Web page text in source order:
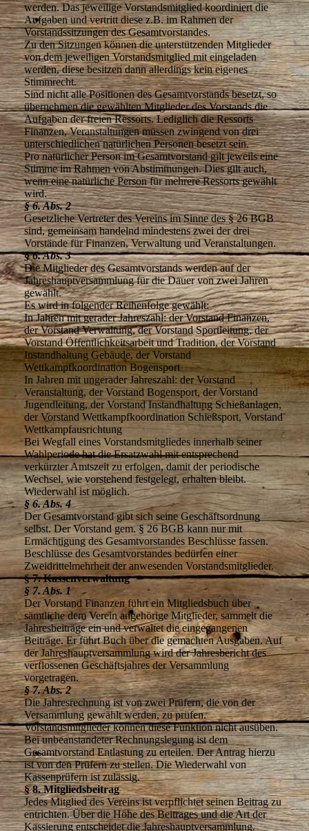
werden. Das jeweilige Vorstandsmitglied koordiniert die
Aufgaben und vertritt diese z.B. im Rahmen der
Vorstandssitzungen des Gesamtvorstandes.
Zu den Sitzungen können die unterstützenden Mitglieder
von dem jeweiligen Vorstandsmitglied mit eingeladen
werden, diese besitzen dann allerdings kein eigenes
Stimmrecht.
Sind nicht alle Positionen des Gesamtvorstands besetzt, so
übernehmen die gewählten Mitglieder des Vorstands die
Aufgaben der freien Ressorts. Lediglich die Ressorts
Finanzen, Veranstaltungen müssen zwingend von drei
unterschiedlichen natürlichen Personen besetzt sein.
Pro natürlicher Person im Gesamtvorstand gilt jeweils eine
Stimme im Rahmen von Abstimmungen. Dies gilt auch,
wenn eine natürliche Person für mehrere Ressorts gewählt
wird.
§ 6. Abs. 2
Gesetzliche Vertreter des Vereins im Sinne des § 26 BGB
sind, gemeinsam handelnd mindestens zwei der drei
Vorstände für Finanzen, Verwaltung und Veranstaltungen.
§ 6. Abs. 3
Die Mitglieder des Gesamtvorstands werden auf der
Jahreshauptversammlung für die Dauer von zwei Jahren
gewählt.
Es wird in folgender Reihenfolge gewählt:
In Jahren mit gerader Jahreszahl: der Vorstand Finanzen,
der Vorstand Verwaltung, der Vorstand Sportleitung, der
Vorstand Öffentlichkeitsarbeit und Tradition, der Vorstand
Instandhaltung Gebäude, der Vorstand
Wettkampfkoordination Bogensport
In Jahren mit ungerader Jahreszahl: der Vorstand
Veranstaltung, der Vorstand Bogensport, der Vorstand
Jugendleitung, der Vorstand Instandhaltung Schießanlagen,
der Vorstand Wettkampfkoordination Schießsport, Vorstand
Wettkampfausrichtung
Bei Wegfall eines Vorstandsmitgliedes innerhalb seiner
Wahlperiode hat die Ersatzwahl mit entsprechend
verkürzter Amtszeit zu erfolgen, damit der periodische
Wechsel, wie vorstehend festgelegt, erhalten bleibt.
Wiederwahl ist möglich.
§ 6. Abs. 4
Der Gesamtvorstand gibt sich seine Geschäftsordnung
selbst. Der Vorstand gem. § 26 BGB kann nur mit
Ermächtigung des Gesamtvorstandes Beschlüsse fassen.
Beschlüsse des Gesamtvorstandes bedürfen einer
Zweidrittelmehrheit der anwesenden Vorstandsmitglieder.
§ 7. Kassenverwaltung
§ 7. Abs. 1
Der Vorstand Finanzen führt ein Mitgliedsbuch über
sämtliche dem Verein angehörige Mitglieder, sammelt die
Jahresbeiträge ein und verwaltet die eingegangenen
Beiträge. Er führt Buch über die gemachten Ausgaben. Auf
der Jahreshauptversammlung wird der Jahresbericht des
verflossenen Geschäftsjahres der Versammlung
vorgetragen.
§ 7. Abs. 2
Die Jahresrechnung ist von zwei Prüfern, die von der
Versammlung gewählt werden, zu prüfen.
Vorstandsmitglieder können diese Funktion nicht ausüben.
Bei unbeanstandeter Rechnungslegung ist dem
Gesamtvorstand Entlastung zu erteilen. Der Antrag hierzu
ist von den Prüfern zu stellen. Die Wiederwahl von
Kassenprüfern ist zulässig.
§ 8. Mitgliedsbeitrag
Jedes Mitglied des Vereins ist verpflichtet seinen Beitrag zu
entrichten. Über die Höhe des Beitrages und die Art der
Kassierung entscheidet die Jahreshauptversammlung.